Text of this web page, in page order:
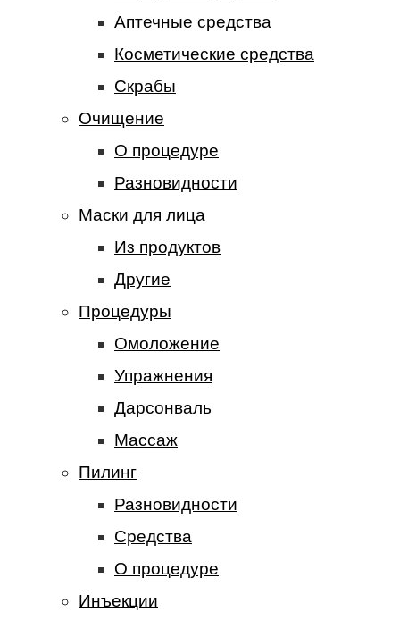
Аптечные средства
Косметические средства
Скрабы
Очищение
О процедуре
Разновидности
Маски для лица
Из продуктов
Другие
Процедуры
Омоложение
Упражнения
Дарсонваль
Массаж
Пилинг
Разновидности
Средства
О процедуре
Инъекции